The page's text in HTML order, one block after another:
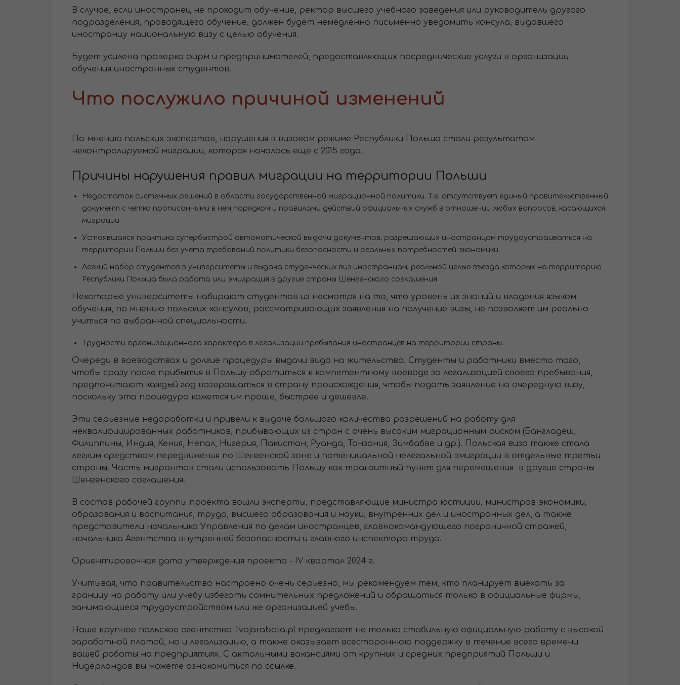
В случае, если иностранец не проходит обучение, ректор высшего учебного заведения или руководитель другого
подразделения, проводящего обучение, должен будет немедленно письменно уведомить консула, выдавшего
иностранцу национальную визу с целью обучения.
Будет усилена проверка фирм и предпринимателей, предоставляющих посреднические услуги в организации
обучения иностранных студентов.
Что послужило причиной изменений
По мнению польских экспертов, нарушения в визовом режиме Республики Польша стали результатом
неконтролируемой миграции, которая началась еще с 2015 года.
Причины нарушения правил миграции на территории Польши
Недостаток системных решений в области государственной миграционной политики. Т.е. отсутствует единый правительственный
документ с четко прописанными в нем порядком и правилами действий официальных служб в отношении любых вопросов, касающихся
миграции.
Устоявшаяся практика супербыстрой автоматической выдачи документов, разрешающих иностранцам трудоустраиваться на
территории Польши без учета требований политики безопасности и реальных потребностей экономики.
Легкий набор студентов в университеты и выдача студенческих виз иностранцам, реальной целью въезда которых на территорию
Республики Польша была работа или эмиграция в другие страны Шенгенского соглашения.
Некоторые университеты набирают студентов из несмотря на то, что уровень их знаний и владения языком
обучения, по мнению польских консулов, рассматривающих заявления на получение визы, не позволяет им реально
учиться по выбранной специальности.
Трудности организационного характера в легализации пребывания иностранцев на территории страны.
Очереди в воеводствах и долгие процедуры выдачи вида на жительство. Студенты и работники вместо того,
чтобы сразу после прибытия в Польшу обратиться к компетентному воеводе за легализацией своего пребывания,
предпочитают каждый год возвращаться в страну происхождения, чтобы подать заявление на очередную визу,
поскольку эта процедура кажется им проще, быстрее и дешевле.
Эти серьезные недоработки и привели к выдаче большого количества разрешений на работу для
неквалифицированных работников, прибывающих из стран с очень высоким миграционным риском (Бангладеш,
Филиппины, Индия, Кения, Непал, Нигерия, Пакистан, Руанда, Танзания, Зимбабве и др.). Польская виза также стала
легким средством передвижения по Шенгенской зоне и потенциальной нелегальной эмиграции в отдельные третьи
страны. Часть мигрантов стали использовать Польшу как транзитный пункт для перемещения в другие страны
Шенгенского соглашения.
В состав рабочей группы проекта вошли эксперты, представляющие министра юстиции, министров экономики,
образования и воспитания, труда, высшего образования и науки, внутренних дел и иностранных дел, а также
представители начальника Управления по делам иностранцев, главнокомандующего пограничной стражей,
начальника Агентства внутренней безопасности и главного инспектора труда.
Ориентировочная дата утверждения проекта - IV квартал 2024 г.
Учитывая, что правительство настроено очень серьезно, мы рекомендуем тем, кто планирует выехать за
границу на работу или учебу избегать сомнительных предложений и обращаться только в официальные фирмы,
занимающиеся трудоустройством или же организацией учебы.
Наше крупное польское агентство Tvojarabota.pl предлагает не только стабильную официальную работу с высокой
заработной платой, но и легализацию, а также оказывает всестороннюю поддержку в течение всего времени
вашей работы на предприятиях. С актальными вакансиями от крупных и средних предприятий Польши и
Нидерландов вы можете ознакомиться по ссылке.